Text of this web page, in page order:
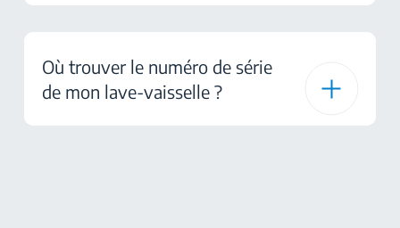
Où trouver le numéro de série
de mon lave-vaisselle ?